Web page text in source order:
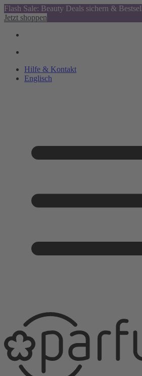
Flash Sale: Beauty Deals sichern &
Jetzt shoppen
Hilfe & Kontakt
Englisch